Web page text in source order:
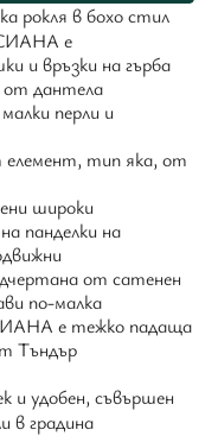
рокля в бохо стил
е
и връзки на гърба
от дантела
перли и
тип яка, от
широки
панделки на
от сатенен
по-малка
е тежко падаща
Тъндър
и удобен, съвършен
в градина